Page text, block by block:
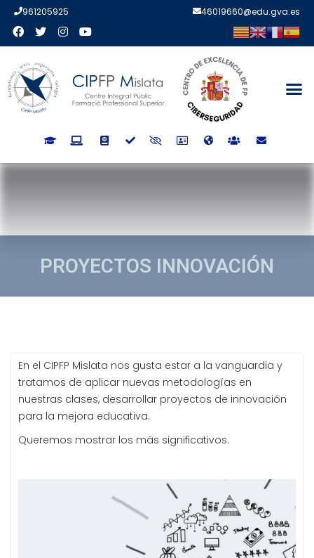
961205925 46019660@edu.gva.es
PROYECTOS INNOVACIÓN
En el CIPFP Mislata nos gusta estar a la vanguardia y
tratamos de aplicar nuevas metodologías en
nuestras clases, desarrollar proyectos de innovación
para la mejora educativa.
Queremos mostrar los más significativos.